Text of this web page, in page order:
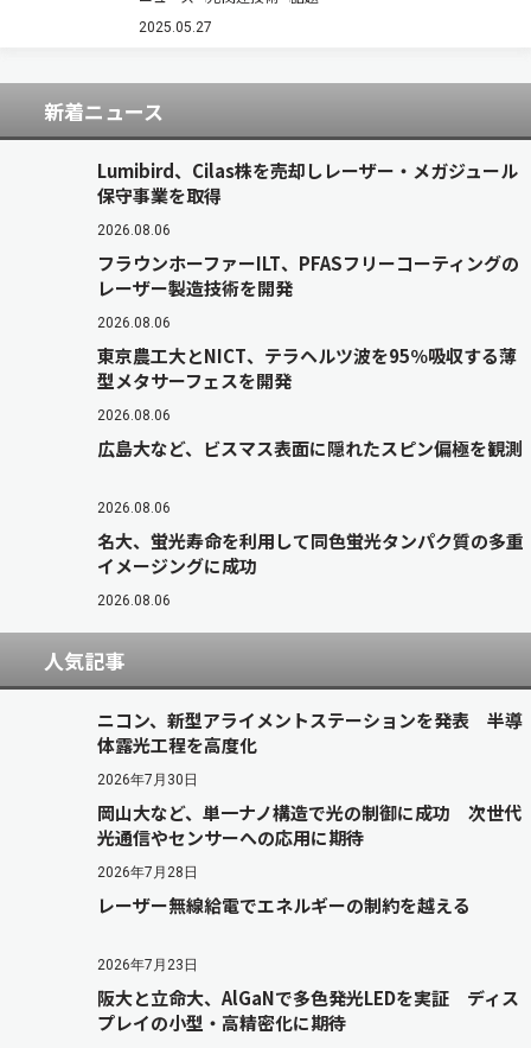
光計測・光学素子・光学システム」をテーマに掲
2025.05.27
新着ニュース
Lumibird、Cilas株を売却しレーザー・メガジュール
保守事業を取得
2026.08.06
フラウンホーファーILT、PFASフリーコーティングの
レーザー製造技術を開発
2026.08.06
東京農工大とNICT、テラヘルツ波を95％吸収する薄
型メタサーフェスを開発
2026.08.06
広島大など、ビスマス表面に隠れたスピン偏極を観測
2026.08.06
名大、蛍光寿命を利用して同色蛍光タンパク質の多重
イメージングに成功
2026.08.06
人気記事
ニコン、新型アライメントステーションを発表 半導
体露光工程を高度化
2026年7月30日
岡山大など、単一ナノ構造で光の制御に成功 次世代
光通信やセンサーへの応用に期待
2026年7月28日
レーザー無線給電でエネルギーの制約を越える
2026年7月23日
阪大と立命大、AlGaNで多色発光LEDを実証 ディス
プレイの小型・高精密化に期待